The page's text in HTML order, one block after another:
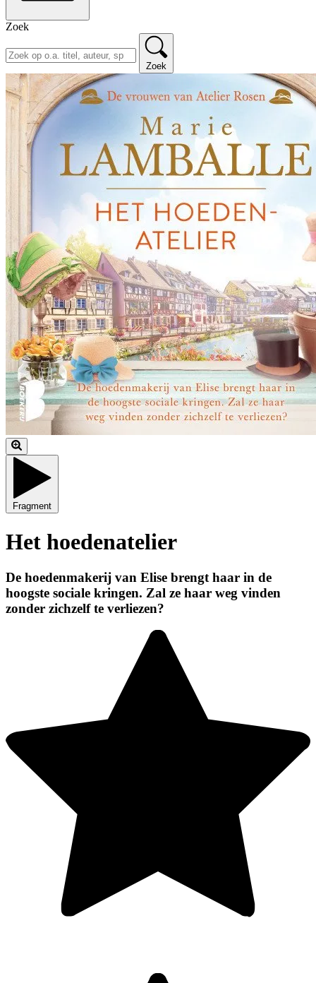
Zoek
Zoek
Fragment
Het hoedenatelier
De hoedenmakerij van Elise brengt haar in de
hoogste sociale kringen. Zal ze haar weg vinden
zonder zichzelf te verliezen?